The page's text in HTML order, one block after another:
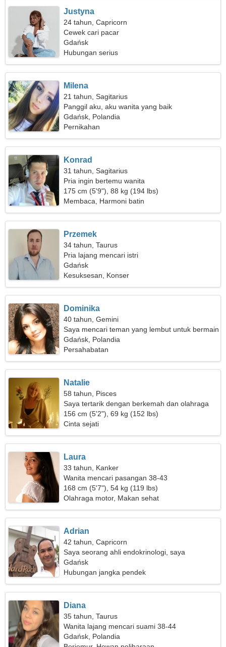
Justyna
24 tahun, Capricorn
Cewek cari pacar
Gdańsk
Hubungan serius
Milena
21 tahun, Sagitarius
Panggil aku, aku wanita yang baik
Gdańsk, Polandia
Pernikahan
Konrad
31 tahun, Sagitarius
Pria ingin bertemu wanita
175 cm (5'9"), 88 kg (194 lbs)
Membaca, Harmoni batin
Przemek
34 tahun, Taurus
Pria lajang mencari istri
Gdańsk
Kesuksesan, Konser
Dominika
40 tahun, Gemini
Saya mencari teman yang lembut untuk bermain
ski bersama
Gdańsk, Polandia
Persahabatan
Natalie
58 tahun, Pisces
Saya tertarik dengan berkemah dan olahraga
156 cm (5'2"), 69 kg (152 lbs)
Cinta sejati
Laura
33 tahun, Kanker
Wanita mencari pasangan 38-43
168 cm (5'7"), 54 kg (119 lbs)
Olahraga motor, Makan sehat
Adrian
42 tahun, Capricorn
Saya seorang ahli endokrinologi, saya
membutuhkan wanita yang tulus
Gdańsk
Hubungan jangka pendek
Diana
35 tahun, Taurus
Wanita lajang mencari suami 38-44
Gdańsk, Polandia